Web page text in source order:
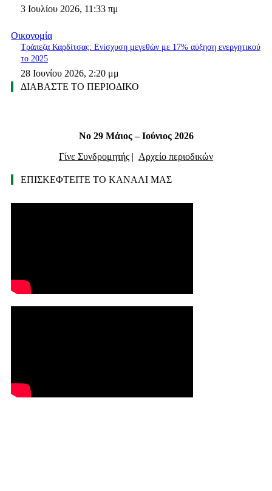
3 Ιουλίου 2026, 11:33 πμ
Οικονομία
Τράπεζα Καρδίτσας: Ενίσχυση μεγεθών με 17% αύξηση ενεργητικού
το 2025
28 Ιουνίου 2026, 2:20 μμ
ΔΙΑΒΑΣΤΕ ΤΟ ΠΕΡΙΟΔΙΚΟ
Νο 29 Μάιος – Ιούνιος 2026
Γίνε Συνδρομητής | Αρχείο περιοδικών
ΕΠΙΣΚΕΦΤΕΙΤΕ ΤΟ ΚΑΝΑΛΙ ΜΑΣ